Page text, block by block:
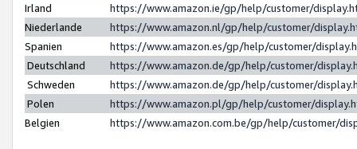
Irland
https://www.amazon.ie/gp/help/customer/
Niederlande
https://www.amazon.nl/gp/help/customer/
Spanien
https://www.amazon.es/gp/help/customer/
Deutschland
https://www.amazon.de/gp/help/customer/
Schweden
https://www.amazon.de/gp/help/customer/
Polen
https://www.amazon.pl/gp/help/customer/
Belgien
https://www.amazon.com.be/gp/help/customer/